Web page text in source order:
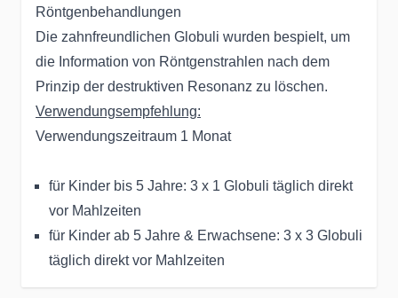
Röntgenbehandlungen
Die zahnfreundlichen Globuli wurden bespielt, um
die Information von Röntgenstrahlen nach dem
Prinzip der destruktiven Resonanz zu löschen.
Verwendungsempfehlung:
Verwendungszeitraum 1 Monat
für Kinder bis 5 Jahre: 3 x 1 Globuli täglich direkt
vor Mahlzeiten
für Kinder ab 5 Jahre & Erwachsene: 3 x 3 Globuli
täglich direkt vor Mahlzeiten